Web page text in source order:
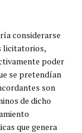
considerarse
licitatorios,
poder
se pretendían
son
de dicho
que genera